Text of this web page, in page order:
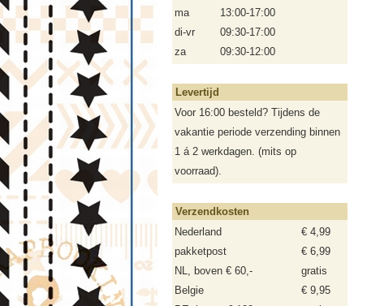
ma
13:00-17:00
di-vr
09:30-17:00
za
09:30-12:00
Levertijd
Voor 16:00 besteld? Tijdens de
vakantie periode verzending binnen
1 á 2 werkdagen. (mits op
voorraad).
Verzendkosten
Nederland
€ 4,99
pakketpost
€ 6,99
NL, boven € 60,-
gratis
Belgie
€ 9,95